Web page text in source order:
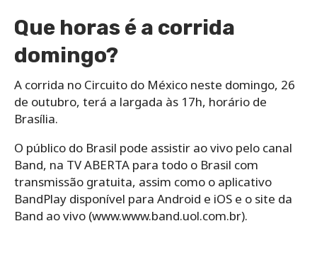
Que horas é a corrida
domingo?
A corrida no Circuito do México neste domingo, 26
de outubro, terá a largada às 17h, horário de
Brasília.
O público do Brasil pode assistir ao vivo pelo canal
Band, na TV ABERTA para todo o Brasil com
transmissão gratuita, assim como o aplicativo
BandPlay disponível para Android e iOS e o site da
Band ao vivo (www.www.band.uol.com.br).